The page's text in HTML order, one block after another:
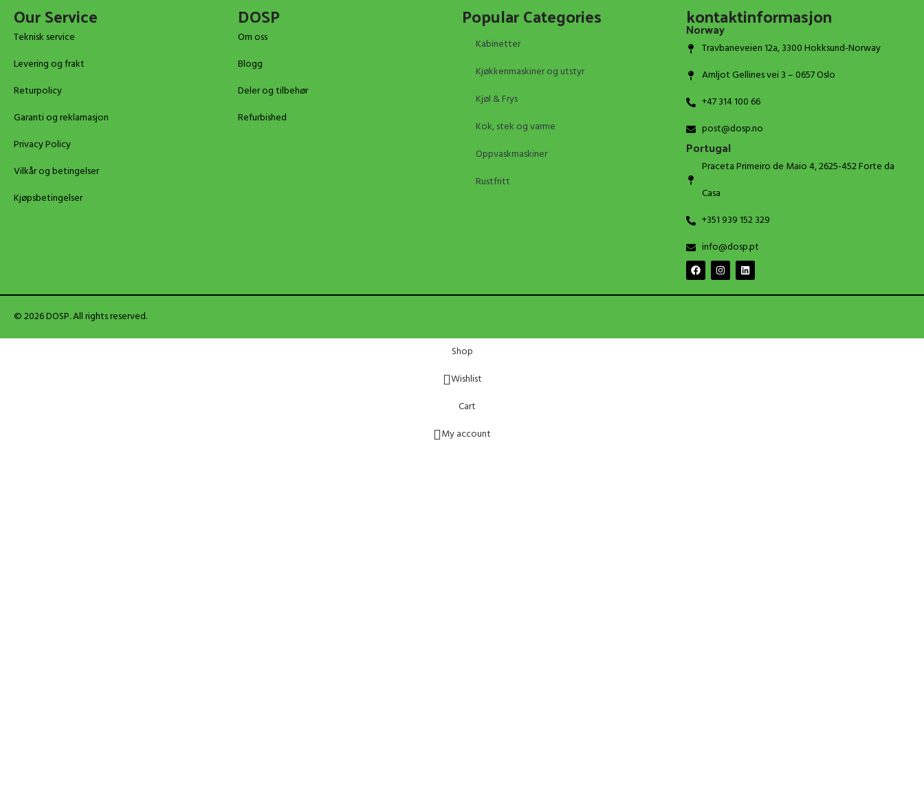
Our Service
Teknisk service
Levering og frakt
Returpolicy
Garanti og reklamasjon
Privacy Policy
Vilkår og betingelser
Kjøpsbetingelser
DOSP
Om oss
Blogg
Deler og tilbehør
Refurbished
Popular Categories
Kabinetter
Kjøkkenmaskiner og utstyr
Kjøl & Frys
Kok, stek og varme
Oppvaskmaskiner
Rustfritt
kontaktinformasjon
Norway
Travbaneveien 12a, 3300 Hokksund-Norway
Arnljot Gellines vei 3 – 0657 Oslo
+47 314 100 66
post@dosp.no
Portugal
Praceta Primeiro de Maio 4, 2625-452 Forte da
Casa
+351 939 152 329
info@dosp.pt
© 2026 DOSP. All rights reserved.
Shop
Wishlist
Cart
My account